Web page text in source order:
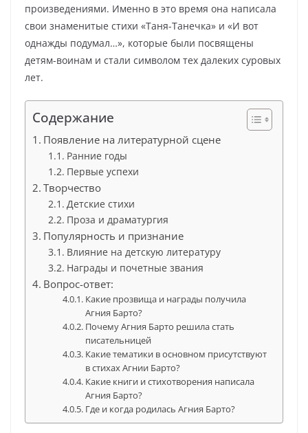
произведениями. Именно в это время она написала
свои знаменитые стихи «Таня-Танечка» и «И вот
однажды подумал…», которые были посвящены
детям-воинам и стали символом тех далеких суровых
лет.
Содержание
Появление на литературной сцене
Ранние годы
Первые успехи
Творчество
Детские стихи
Проза и драматургия
Популярность и признание
Влияние на детскую литературу
Награды и почетные звания
Вопрос-ответ:
Какие прозвища и награды получила
Агния Барто?
Почему Агния Барто решила стать
писательницей
Какие тематики в основном присутствуют
в стихах Агнии Барто?
Какие книги и стихотворения написала
Агния Барто?
Где и когда родилась Агния Барто?